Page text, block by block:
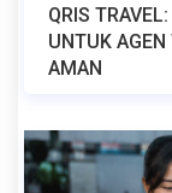
QRIS
UNTUK AGEN
AMAN